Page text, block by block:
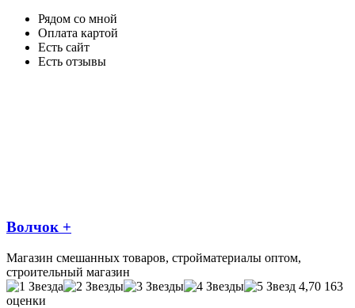
Рядом со мной
Оплата картой
Есть сайт
Есть отзывы
Волчок +
Магазин смешанных товаров, стройматериалы оптом,
строительный магазин
4,70 163
оценки